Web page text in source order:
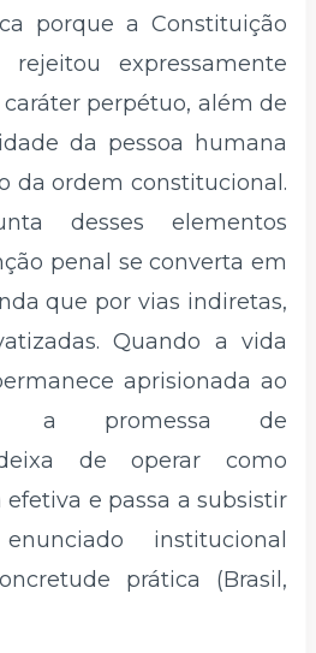
porque a Constituição
rejeitou expressamente
perpétuo, além de
da pessoa humana
da ordem constitucional.
desses elementos
penal se converta em
que por vias indiretas,
Quando a vida
aprisionada ao
a promessa de
deixa de operar como
e passa a subsistir
institucional
prática (Brasil,